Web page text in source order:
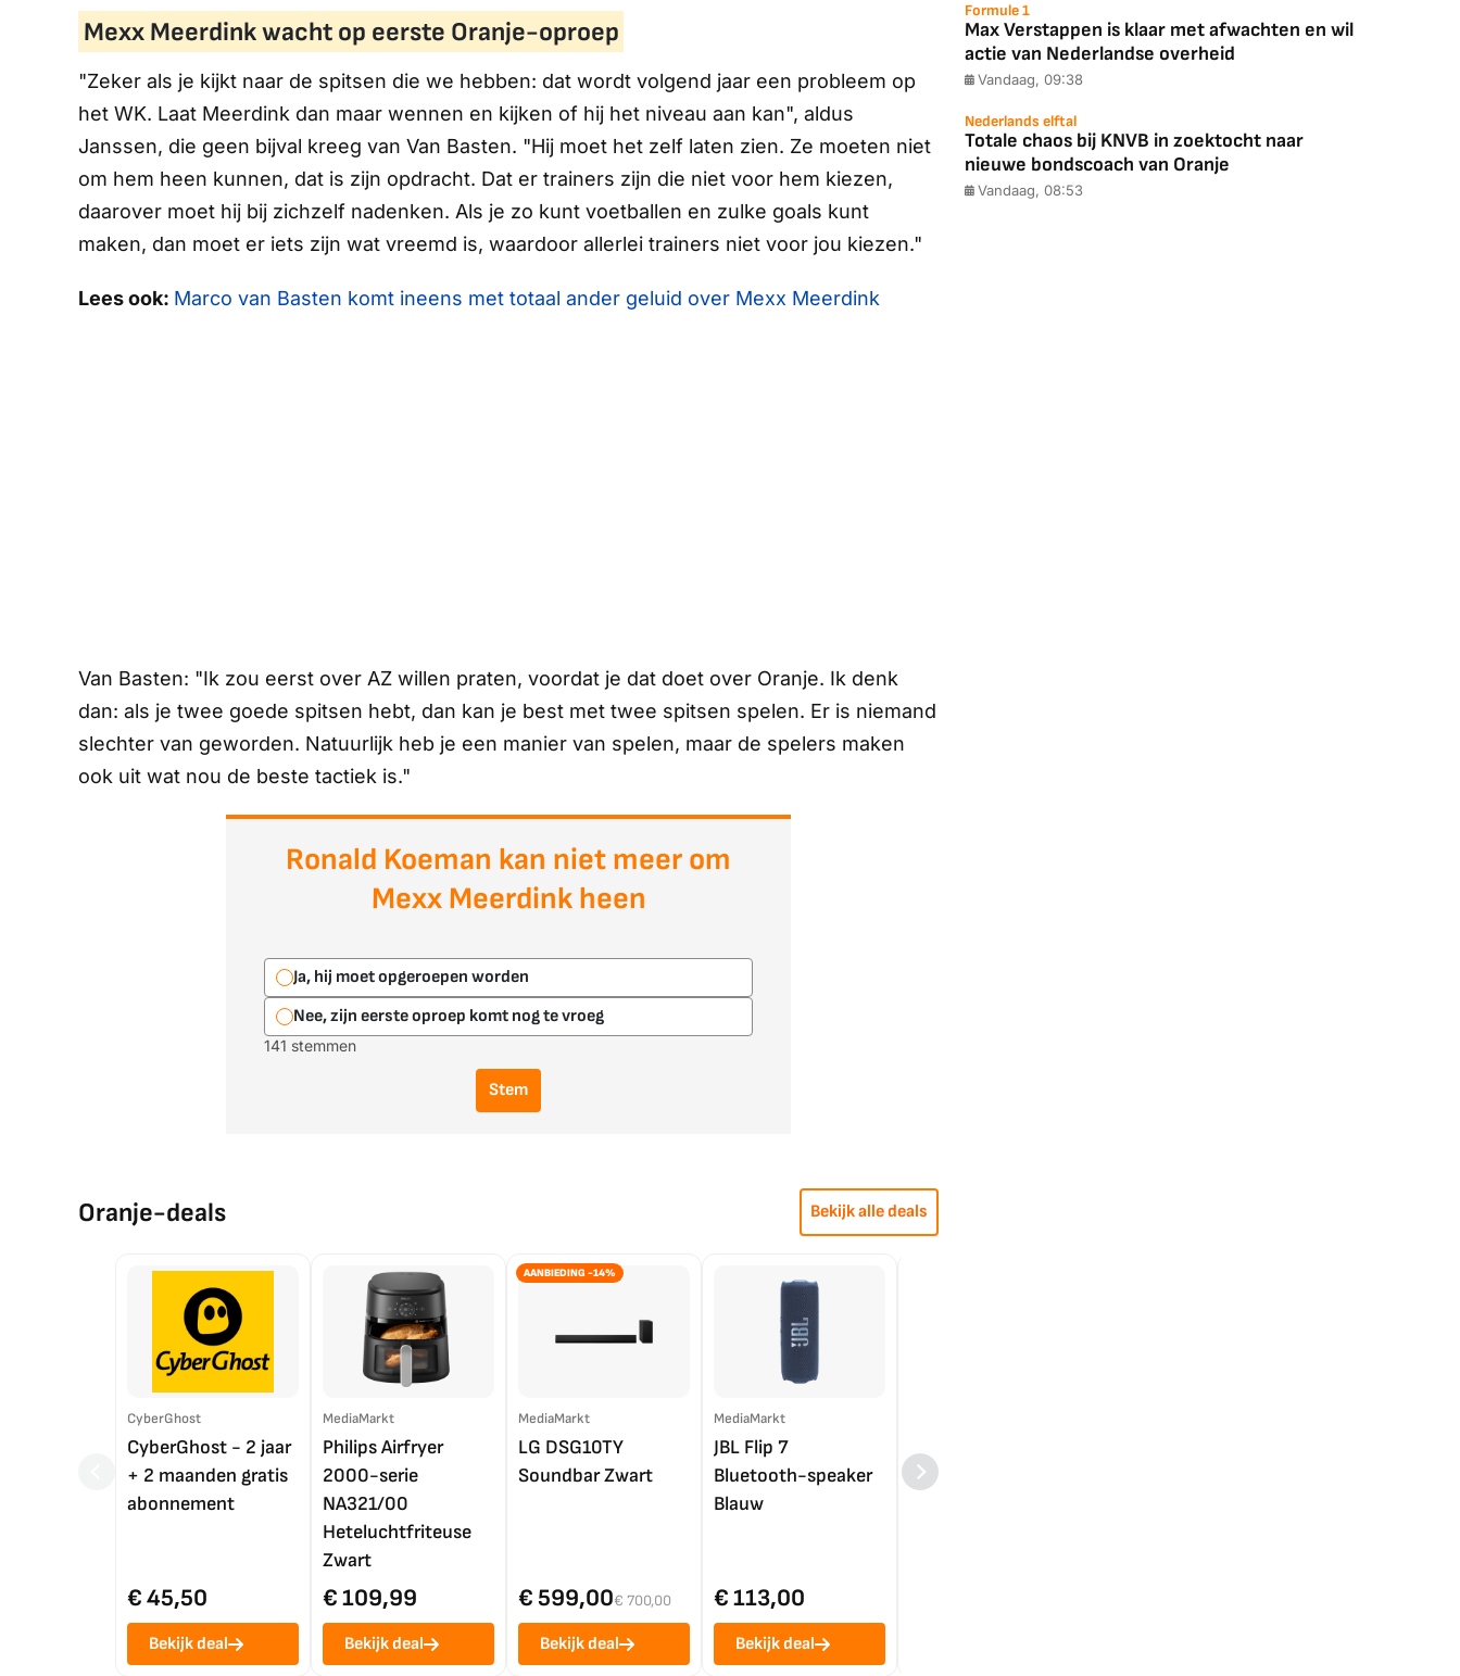
Mexx Meerdink wacht op eerste Oranje-oproep
"Zeker als je kijkt naar de spitsen die we hebben: dat wordt volgend jaar een probleem op
het WK. Laat Meerdink dan maar wennen en kijken of hij het niveau aan kan", aldus
Janssen, die geen bijval kreeg van Van Basten. "Hij moet het zelf laten zien. Ze moeten niet
om hem heen kunnen, dat is zijn opdracht. Dat er trainers zijn die niet voor hem kiezen,
daarover moet hij bij zichzelf nadenken. Als je zo kunt voetballen en zulke goals kunt
maken, dan moet er iets zijn wat vreemd is, waardoor allerlei trainers niet voor jou kiezen."
Lees ook: Marco van Basten komt ineens met totaal ander geluid over Mexx Meerdink
Van Basten: "Ik zou eerst over AZ willen praten, voordat je dat doet over Oranje. Ik denk
dan: als je twee goede spitsen hebt, dan kan je best met twee spitsen spelen. Er is niemand
slechter van geworden. Natuurlijk heb je een manier van spelen, maar de spelers maken
ook uit wat nou de beste tactiek is."
Ronald Koeman kan niet meer om
Mexx Meerdink heen
Ja, hij moet opgeroepen worden
Nee, zijn eerste oproep komt nog te vroeg
141 stemmen
Stem
Oranje-deals Bekijk alle deals
CyberGhost
CyberGhost - 2 jaar
+ 2 maanden gratis
abonnement
€ 45,50
Bekijk deal
MediaMarkt
Philips Airfryer
2000-serie
NA321/00
Heteluchtfriteuse
Zwart
€ 109,99
Bekijk deal
AANBIEDING -14%
MediaMarkt
LG DSG10TY
Soundbar Zwart
€ 599,00€ 700,00
Bekijk deal
MediaMarkt
JBL Flip 7
Bluetooth-speaker
Blauw
€ 113,00
Bekijk deal
LG OLED55C56LB
4K TV (2025)
Formule 1
Max Verstappen is klaar met afwachten en wil
actie van Nederlandse overheid
Vandaag, 09:38
Nederlands elftal
Totale chaos bij KNVB in zoektocht naar
nieuwe bondscoach van Oranje
Vandaag, 08:53